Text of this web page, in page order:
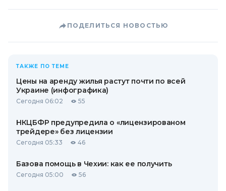
ПОДЕЛИТЬСЯ НОВОСТЬЮ
ТАКЖЕ ПО ТЕМЕ
Цены на аренду жилья растут почти по всей
Украине (инфографика)
Сегодня 06:02 55
НКЦБФР предупредила о «лицензированом
трейдере» без лицензии
Сегодня 05:33 46
Базова помощь в Чехии: как ее получить
Сегодня 05:00 56